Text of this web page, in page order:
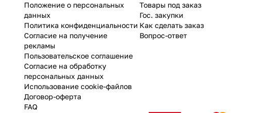
Положение о персональных
данных
Политика конфиденциальности
Согласие на получение
рекламы
Пользовательское соглашение
Согласие на обработку
персональных данных
Использование cookie-файлов
Договор-оферта
FAQ
Товары под заказ
Гос. закупки
Как сделать заказ
Вопрос-ответ